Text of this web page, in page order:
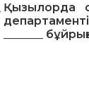
Қызылорда